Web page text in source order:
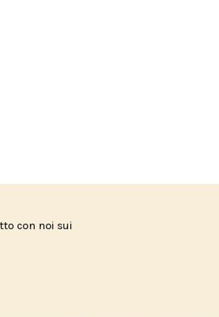
con noi sui